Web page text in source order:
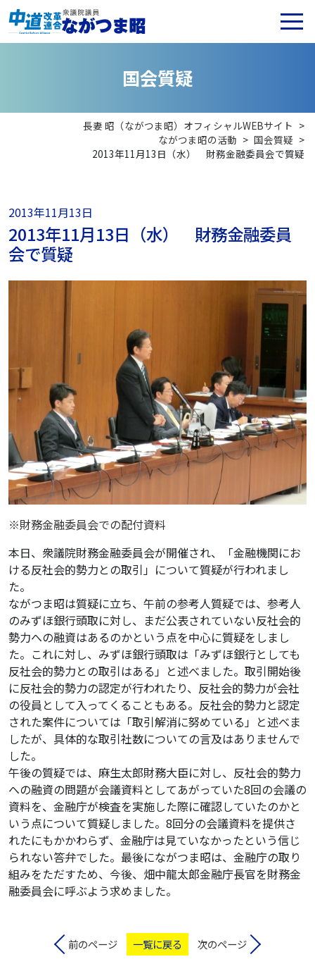
国会質疑
長妻 昭（ながつま昭）オフィシャルWEBサイト >
ながつま昭の活動 > 国会質疑 >
2013年11月13日（水） 財務金融委員会で質疑
2013年11月13日
2013年11月13日（水） 財務金融委員
会で質疑
※財務金融委員会での配付資料
本日、衆議院財務金融委員会が開催され、「金融機関にお
ける反社会的勢力との取引」について質疑が行われまし
た。
ながつま昭は質疑に立ち、午前の参考人質疑では、参考人
のみずほ銀行頭取に対し、まだ公表されていない反社会的
勢力への融資はあるのかという点を中心に質疑をしまし
た。これに対し、みずほ銀行頭取は「みずほ銀行としても
反社会的勢力との取引はある」と述べました。取引開始後
に反社会的勢力の認定が行われたり、反社会的勢力が会社
の役員として入ってくることもある。反社会的勢力と認定
された案件については「取引解消に努めている」と述べま
したが、具体的な取引社数についての言及はありませんで
した。
午後の質疑では、麻生太郎財務大臣に対し、反社会的勢力
への融資の問題が会議資料としてあがっていた8回の会議の
資料を、金融庁が検査を実施した際に確認していたのかと
いう点について質疑しました。8回分の会議資料を提供さ
れたにもかかわらず、金融庁は見ていなかったという信じ
られない答弁でした。最後にながつま昭は、金融庁の取り
組みをただすため、今後、畑中龍太郎金融庁長官を財務金
融委員会に呼ぶよう求めました。
前のページ 一覧に戻る 次のページ